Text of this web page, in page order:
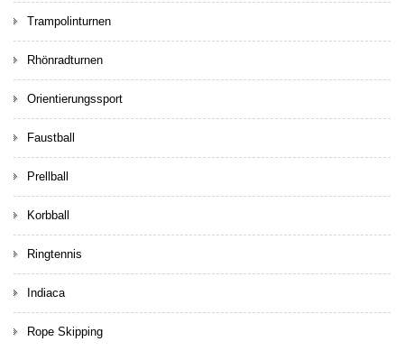
Trampolinturnen
Rhönradturnen
Orientierungssport
Faustball
Prellball
Korbball
Ringtennis
Indiaca
Rope Skipping